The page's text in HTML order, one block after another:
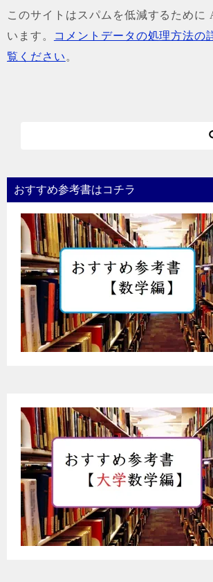
このサイトはスパムを低減するために
います。
コメントデータの処理方法の
覧ください 。
おすすめ参考書はコチラ